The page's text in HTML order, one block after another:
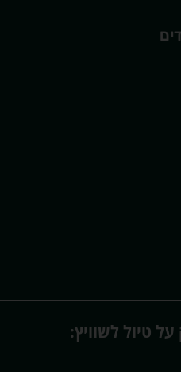
טיול לשוויץ: